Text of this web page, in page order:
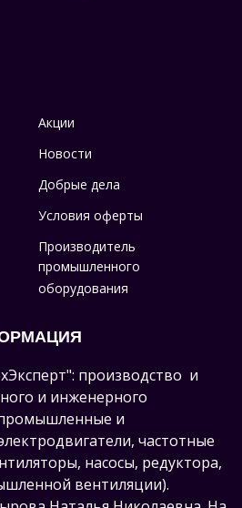
Акции
Новости
Добрые дела
Условия оферты
Производитель
промышленного
оборудования
производство и
и инженерного
и
частотные
насосы, редуктора,
вентиляции).